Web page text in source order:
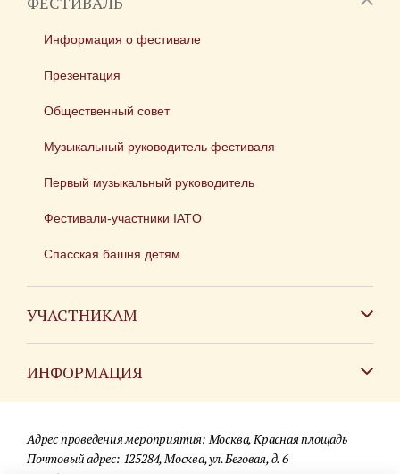
Информация о фестивале
Презентация
Общественный совет
Музыкальный руководитель фестиваля
Первый музыкальный руководитель
Фестивали-участники IATO
Спасская башня детям
УЧАСТНИКАМ
ИНФОРМАЦИЯ
Для СМИ
Адрес проведения мероприятия: Москва, Красная площадь
Почтовый адрес: 125284, Москва, ул. Беговая, д. 6